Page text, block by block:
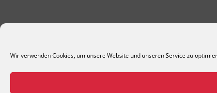
Wir verwenden Cookies, um unsere Website und unseren Service zu